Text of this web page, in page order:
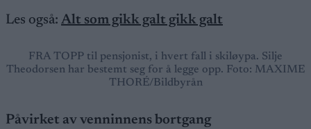
Les også: Alt som gikk galt gikk galt
FRA TOPP til pensjonist, i hvert fall i skiløypa. Silje
Theodorsen har bestemt seg for å legge opp. Foto: MAXIME
THORÉ/Bildbyrån
Påvirket av venninnens bortgang